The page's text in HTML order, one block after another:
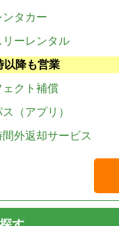
タカー
リーレンタル
以降も営業
ェクト補償
（アプリ）
外返却サービス